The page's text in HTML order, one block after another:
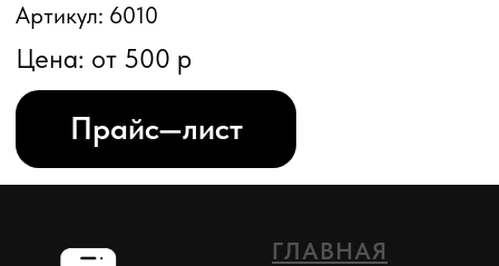
ГЛАВНАЯ